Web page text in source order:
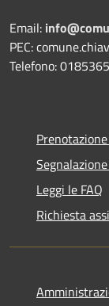
Email:
PEC:
Telefono:
Leggi le FAQ
Richiesta